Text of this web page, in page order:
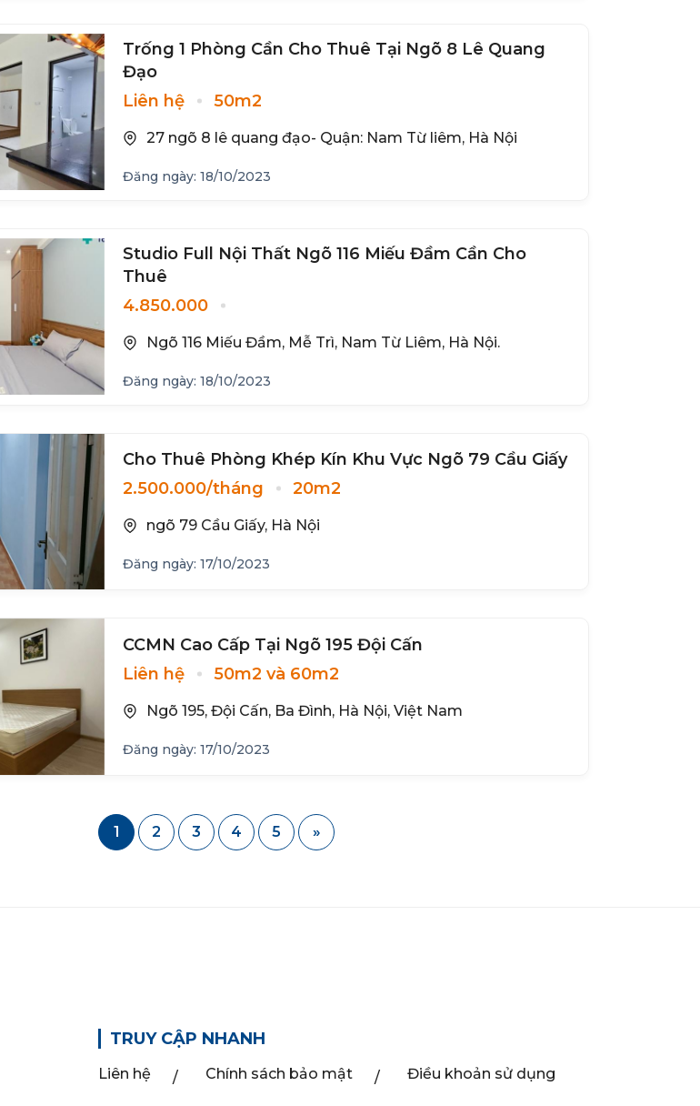
Trống 1 Phòng Cần Cho Thuê Tại Ngõ 8 Lê Quang
Đạo
Liên hệ
50m2
27 ngõ 8 lê quang đạo- Quận: Nam Từ liêm, Hà Nội
Đăng ngày: 18/10/2023
Studio Full Nội Thất Ngõ 116 Miếu Đầm Cần Cho
Thuê
4.850.000
Ngõ 116 Miếu Đầm, Mễ Trì, Nam Từ Liêm, Hà Nội.
Đăng ngày: 18/10/2023
Cho Thuê Phòng Khép Kín Khu Vực Ngõ 79 Cầu Giấy
2.500.000/tháng
20m2
ngõ 79 Cầu Giấy, Hà Nội
Đăng ngày: 17/10/2023
CCMN Cao Cấp Tại Ngõ 195 Đội Cấn
Liên hệ
50m2 và 60m2
Ngõ 195, Đội Cấn, Ba Đình, Hà Nội, Việt Nam
Đăng ngày: 17/10/2023
1 2 3 4 5 »
TRUY CẬP NHANH
Liên hệ Chính sách bảo mật Điều khoản sử dụng